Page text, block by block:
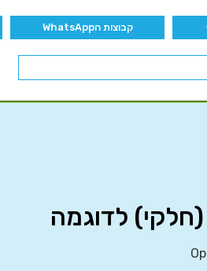
קבוצות הWhatsApp
לדוגמה